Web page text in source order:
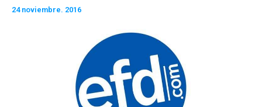
24 noviembre. 2016